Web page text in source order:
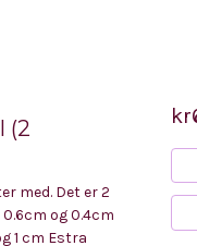
(2
med. Det er 2
og 0.4cm
1 cm Estra